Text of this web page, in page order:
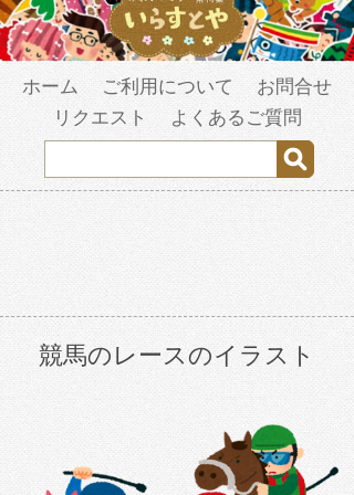
ホーム ご利用について
お問合せ
リクエスト
よくあるご質問
競馬のレースのイラスト